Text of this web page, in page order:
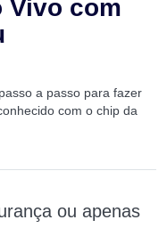
Vivo com
a passo para fazer
com o chip da
ou apenas